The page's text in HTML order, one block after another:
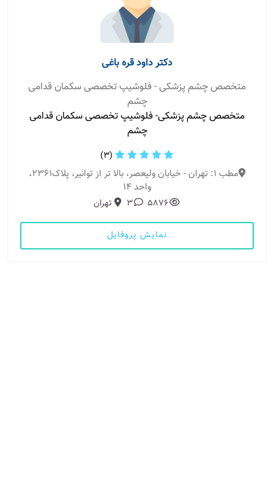
دکتر داود قره باغی
متخصص چشم پزشکی - فلوشیپ تخصصی سکمان قدامی
چشم
متخصص چشم پزشکی- فلوشیپ تخصصی سکمان قدامی
چشم
(3)
مطب 1: تهران - خیابان ولیعصر، بالا تر از توانیر، پلاک2361،
واحد 14
5876
3 تهران
نمایش پروفایل